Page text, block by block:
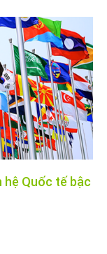
hệ Quốc tế bậc